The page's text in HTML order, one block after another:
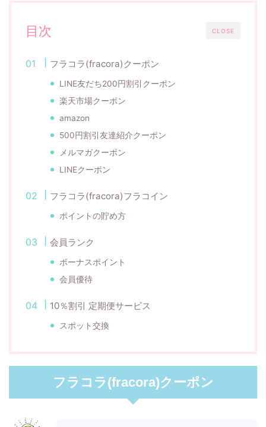
CLOSE
目次
フラコラ(fracora)クーポン
LINE友だち200円割引クーポン
楽天市場クーポン
amazon
500円割引友達紹介クーポン
メルマガクーポン
LINEクーポン
フラコラ(fracora)フラコイン
ポイントの貯め方
会員ランク
ボーナスポイント
会員優待
10％割引 定期便サービス
スポット交換
フラコラ(fracora)クーポン